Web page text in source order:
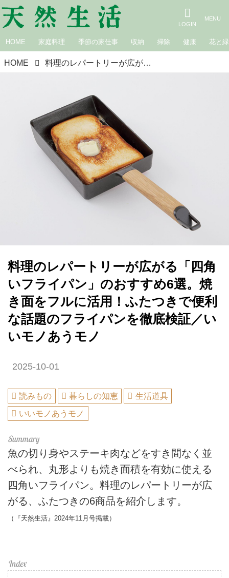
HOME 家庭料理 季節の家仕事 収納 掃除 健康 花と緑
HOME 料理のレパートリーが広がる「四角いフライパン」のおすすめ6選。焼き面をフルに活用！ふたつきで便利な話題のフライパンを徹底検証／いいモノあうモノ
料理のレパートリーが広がる「四角
いフライパン」のおすすめ6選。焼
き面をフルに活用！ふたつきで便利
な話題のフライパンを徹底検証／い
いモノあうモノ
2025-10-01
読みもの 暮らしの知恵
生活道具
いいモノあうモノ
魚の切り身やステーキ肉などをすき間なく並
べられ、丸形よりも焼き面積を有効に使える
四角いフライパン。料理のレパートリーが広
がる、ふたつきの6商品を紹介します。
（『天然生活』2024年11月号掲載）